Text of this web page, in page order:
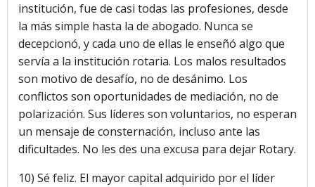
institución, fue de casi todas las profesiones, desde
la más simple hasta la de abogado. Nunca se
decepcionó, y cada uno de ellas le enseñó algo que
servía a la institución rotaria. Los malos resultados
son motivo de desafío, no de desánimo. Los
conflictos son oportunidades de mediación, no de
polarización. Sus líderes son voluntarios, no esperan
un mensaje de consternación, incluso ante las
dificultades. No les des una excusa para dejar Rotary.
10) Sé feliz. El mayor capital adquirido por el líder